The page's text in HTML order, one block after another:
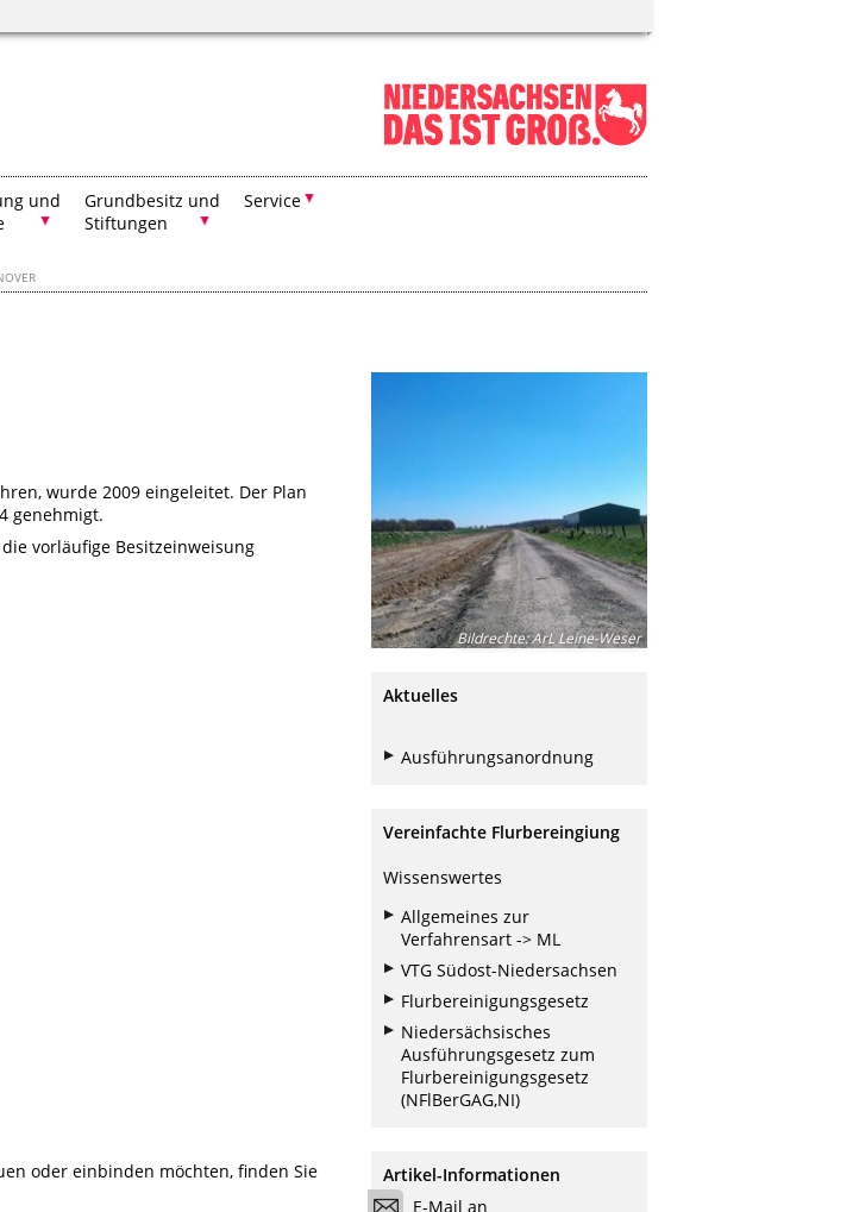
und
Grundbesitz und
Stiftungen
Service
wurde 2009 eingeleitet. Der Plan
genehmigt.
vorläufige Besitzeinweisung
oder einbinden möchten, finden Sie
Bildrechte:ArL Leine-Weser
Aktuelles
Ausführungsanordnung
Vereinfachte Flurbereingiung
Wissenswertes
Allgemeines zur
Verfahrensart -> ML
VTG Südost-Niedersachsen
Flurbereinigungsgesetz
Niedersächsisches
Ausführungsgesetz zum
Flurbereinigungsgesetz
(NFlBerGAG,NI)
Artikel-Informationen
E-Mail an